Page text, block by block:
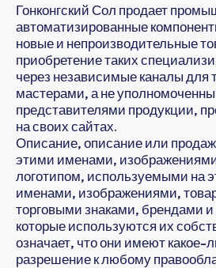
Гонконгский Сол продает
автоматизированные
новые и непроизводительные
приобретение таких
через независимые каналы для
мастерами, а не
представителями продукции,
на своих сайтах.
Описание, описание или
этими именами,
логотипом, используемыми на
именами, изображениями,
торговыми знаками, брендами
которые используются их
означает, что они имеют
разрешение к любому